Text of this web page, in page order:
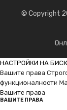
© Copyright
НАСТРОЙКИ НА
Вашите права
функционалности
Вашите права
ВАШИТЕ ПРАВА